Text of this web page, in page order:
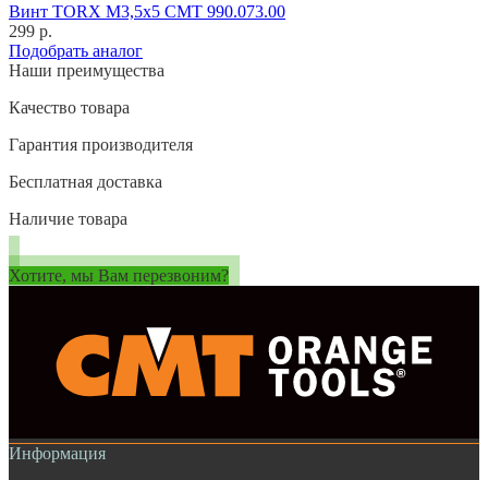
Винт TORX M3,5x5 CMT 990.073.00
299 р.
Подобрать аналог
Наши преимущества
Качество товара
Гарантия производителя
Бесплатная доставка
Наличие товара
Хотите, мы Вам перезвоним?
Информация